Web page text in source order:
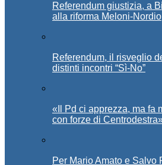
Referendum giustizia, a
alla riforma Meloni-Nordio
Referendum, il risveglio
distinti incontri “Sì-No”
«Il Pd ci apprezza, ma fa
con forze di
Per Mario Amato e